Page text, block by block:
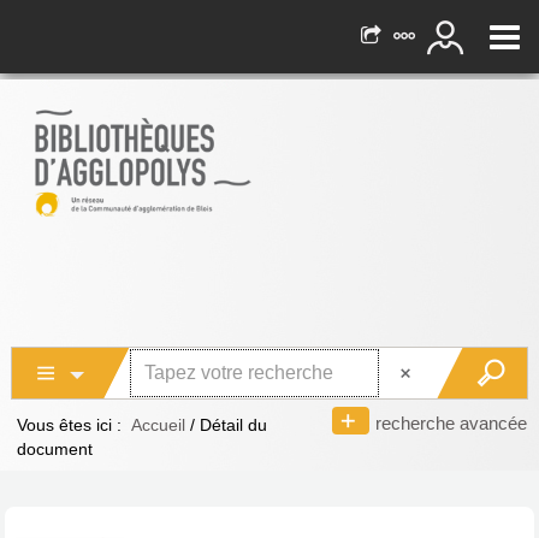
recherche avancée
Vous êtes ici : Accueil / Détail du
document